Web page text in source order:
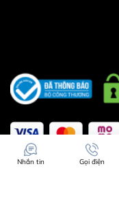
Nhắn tin Gọi điện